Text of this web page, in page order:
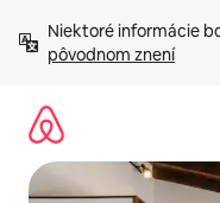
obsah.
Niektoré informácie
pôvodnom znení